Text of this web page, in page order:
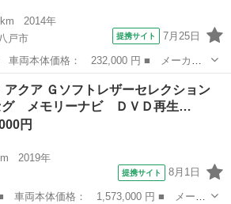
2014年
戸市
提携サイト 7月25日
パッソ ■ グレード名： Ｘ 横滑り防
マニュアルエアコン パワーウィンドウ
アクア Ｇソフトレザーセレクション
グ メモリーナビ ＤＶＤ再生…
円
2019年
提携サイト 8月1日